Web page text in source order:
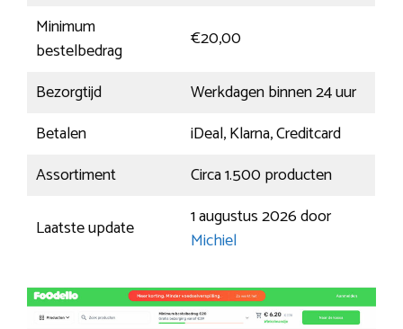
Minimum
bestelbedrag
€20,00
Bezorgtijd
Werkdagen binnen 24 uur
Betalen
iDeal, Klarna, Creditcard
Assortiment
Circa 1.500 producten
Laatste update
1 augustus 2026 door
Michiel